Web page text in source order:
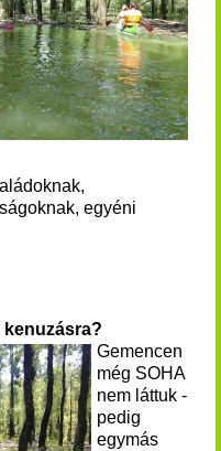
egyéni
kenuzásra?
Gemencen
még SOHA
nem láttuk -
pedig
egymás